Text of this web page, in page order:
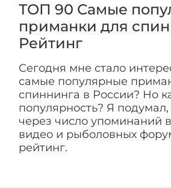
ТОП 90 Самые
приманки для
Рейтинг
Сегодня мне стало
самые популярные
спиннинга в России? Но
популярность? Я
через число упоминаний в
видео и рыболовных
рейтинг.